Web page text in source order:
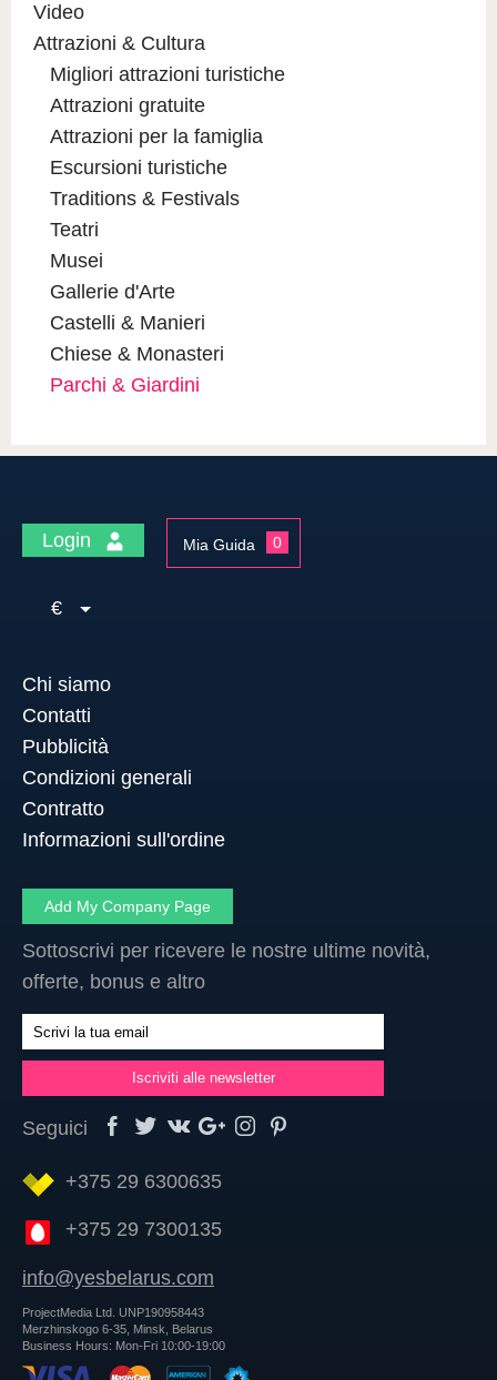
Video
Attrazioni & Cultura
Migliori attrazioni turistiche
Attrazioni gratuite
Attrazioni per la famiglia
Escursioni turistiche
Traditions & Festivals
Teatri
Musei
Gallerie d'Arte
Castelli & Manieri
Chiese & Monasteri
Parchi & Giardini
Login Mia Guida 0
€
Chi siamo
Contatti
Pubblicità
Condizioni generali
Contratto
Informazioni sull'ordine
Add My Company Page
Sottoscrivi per ricevere le nostre ultime novità,
offerte, bonus e altro
Seguici
+375 29 6300635
+375 29 7300135
info@yesbelarus.com
ProjectMedia Ltd. UNP190958443
Merzhinskogo 6-35, Minsk, Belarus
Business Hours: Mon-Fri 10:00-19:00